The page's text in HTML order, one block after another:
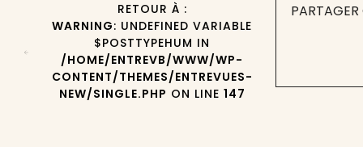
RETOUR À :
WARNING: UNDEFINED VARIABLE
$POSTTYPEHUM IN
/HOME/ENTREVB/WWW/WP-
CONTENT/THEMES/ENTREVUES-
NEW/SINGLE.PHP ON LINE 147